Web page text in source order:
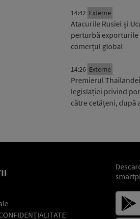
14:42 Externe
Atacurile Rusiei și
perturbă exporturile
comerțul global
14:26 Externe
Premierul
legislației privind
către cetățeni,